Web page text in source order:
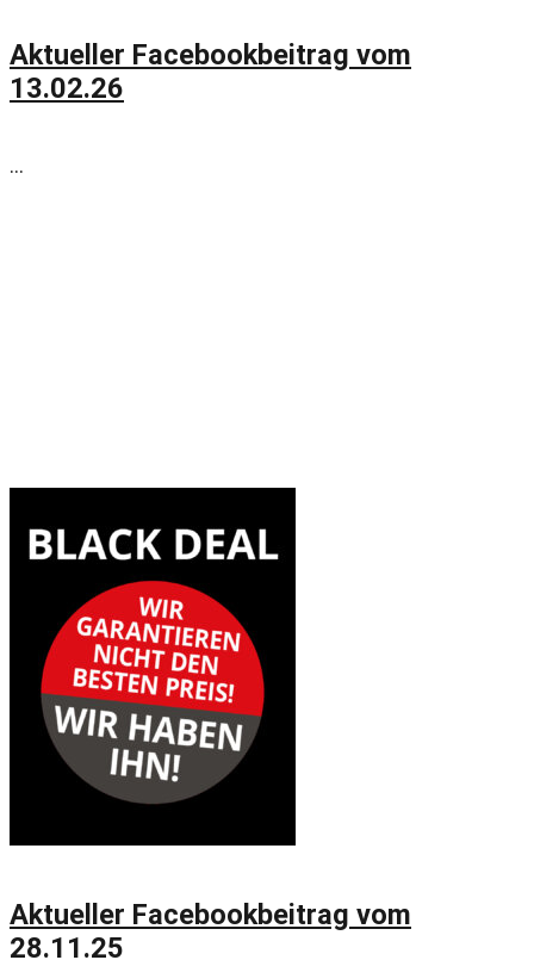
Aktueller Facebookbeitrag vom
13.02.26
...
Aktueller Facebookbeitrag vom
28.11.25